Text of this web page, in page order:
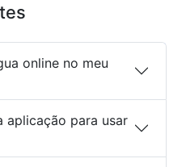
online no meu
aplicação para usar